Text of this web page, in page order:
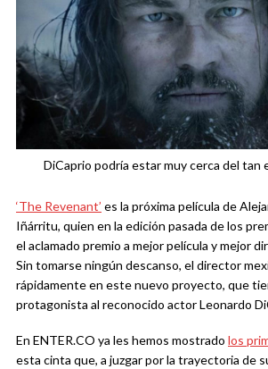
DiCaprio podría estar muy cerca del tan
‘The Revenant’ es la próxima película de
Iñárritu, quien en la edición pasada de los
el aclamado premio a mejor película y mejor
Sin tomarse ningún descanso, el director
rápidamente en este nuevo proyecto, que
protagonista al reconocido actor Leonardo
En ENTER.CO ya les hemos mostrado los
esta cinta que, a juzgar por la trayectoria de